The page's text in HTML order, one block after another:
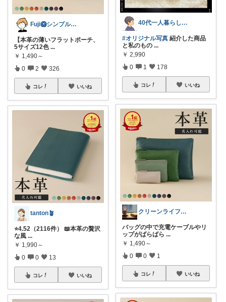
Fuji🥝シンプルグッズ好き
【本革の薄いフラットポーチ、
5サイズ12色 ...
￥ 1,490～
0 2 326
コレ いいね
tanton🪴
⭐4.52（2116件） 📖本革の贅沢
な風 ...
￥ 1,990～
0 0 13
コレ いいね
40代一人暮らし＊シンプルで幸せな暮らし
#オリジナル写真 紹介した商品
と私のもの ...
￥ 2,990
0 1 178
コレ いいね
クリーンライフkoho
バッグの中で充電ケーブルやリ
ップがばらばら ...
￥ 1,490～
0 0 1
コレ いいね